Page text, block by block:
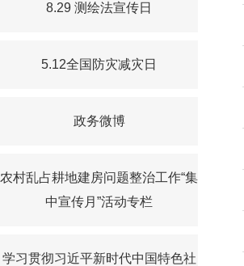
8.29 测绘法宣传日
5.12全国防灾减灾日
政务微博
农村乱占耕地建房问题整治工作“集
中宣传月”活动专栏
学习贯彻习近平新时代中国特色社